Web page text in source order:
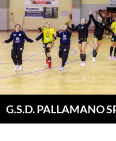
Vai
contenuto